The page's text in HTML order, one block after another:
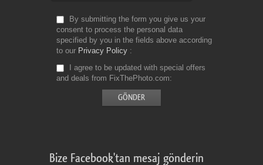
By submitting the form you give us your
consent to process the personal data
specified by you in the fields above according
to our Privacy Policy
I agree to be updated with special offers
and deals from FixThePhoto.com
Bize Facebook'tan mesaj gönderin